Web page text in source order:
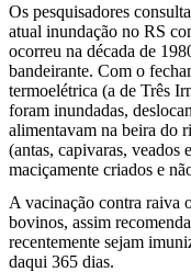
Os pesquisadores
atual inundação no RS
ocorreu na década de
bandeirante. Com o
termoelétrica (a de Três
foram inundadas,
alimentavam na beira do
(antas, capivaras, veados
maciçamente criados e
A vacinação contra raiva
bovinos, assim
recentemente sejam
daqui 365 dias.